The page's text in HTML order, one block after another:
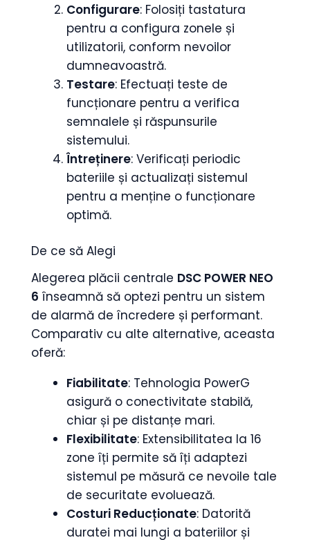
Configurare: Folosiți tastatura
pentru a configura zonele și
utilizatorii, conform nevoilor
dumneavoastră.
Testare: Efectuați teste de
funcționare pentru a verifica
semnalele și răspunsurile
sistemului.
Întreținere: Verificați periodic
bateriile și actualizați sistemul
pentru a menține o funcționare
optimă.
De ce să Alegi
Alegerea plăcii centrale DSC POWER NEO
6 înseamnă să optezi pentru un sistem
de alarmă de încredere și performant.
Comparativ cu alte alternative, aceasta
oferă:
Fiabilitate: Tehnologia PowerG
asigură o conectivitate stabilă,
chiar și pe distanțe mari.
Flexibilitate: Extensibilitatea la 16
zone îți permite să îți adaptezi
sistemul pe măsură ce nevoile tale
de securitate evoluează.
Costuri Reducționate: Datorită
duratei mai lungi a bateriilor și